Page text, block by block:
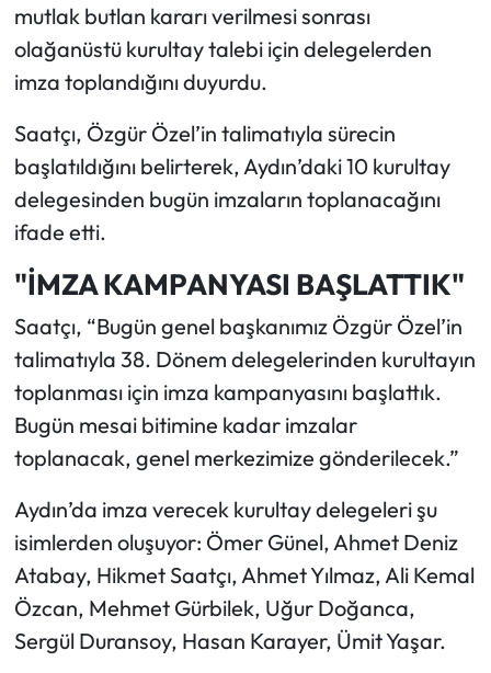
mutlak butlan kararı verilmesi sonrası
olağanüstü kurultay talebi için delegelerden
imza toplandığını duyurdu.
Saatçı, Özgür Özel’in talimatıyla sürecin
başlatıldığını belirterek, Aydın’daki 10 kurultay
delegesinden bugün imzaların toplanacağını
ifade etti.
"İMZA KAMPANYASI BAŞLATTIK"
Saatçı, “Bugün genel başkanımız Özgür Özel’in
talimatıyla 38. Dönem delegelerinden kurultayın
toplanması için imza kampanyasını başlattık.
Bugün mesai bitimine kadar imzalar
toplanacak, genel merkezimize gönderilecek.”
Aydın’da imza verecek kurultay delegeleri şu
isimlerden oluşuyor: Ömer Günel, Ahmet Deniz
Atabay, Hikmet Saatçı, Ahmet Yılmaz, Ali Kemal
Özcan, Mehmet Gürbilek, Uğur Doğanca,
Sergül Duransoy, Hasan Karayer, Ümit Yaşar.